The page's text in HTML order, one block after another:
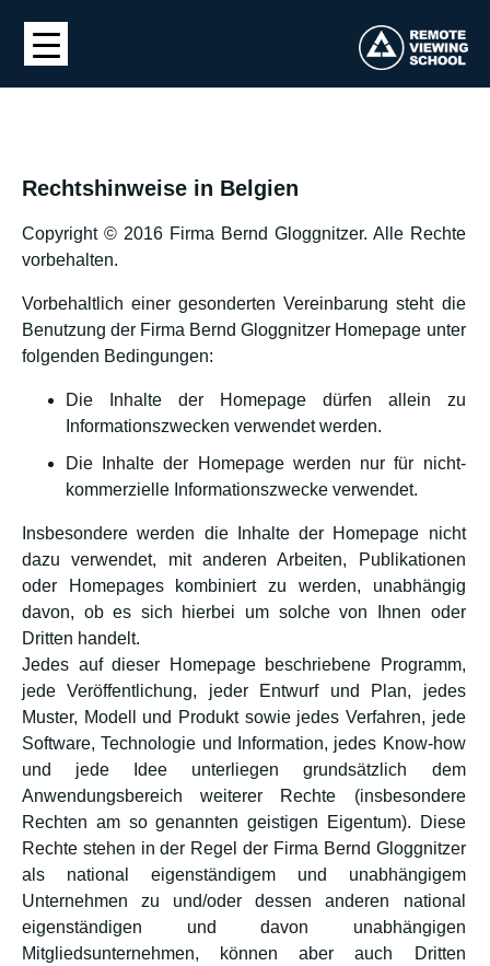
Rechtshinweise in Belgien
Copyright © 2016 Firma Bernd Gloggnitzer. Alle Rechte
vorbehalten.
Vorbehaltlich einer gesonderten Vereinbarung steht die
Benutzung der Firma Bernd Gloggnitzer Homepage unter
folgenden Bedingungen:
Die Inhalte der Homepage dürfen allein zu
Informationszwecken verwendet werden.
Die Inhalte der Homepage werden nur für nicht-
kommerzielle Informationszwecke verwendet.
Insbesondere werden die Inhalte der Homepage nicht
dazu verwendet, mit anderen Arbeiten, Publikationen
oder Homepages kombiniert zu werden, unabhängig
davon, ob es sich hierbei um solche von Ihnen oder
Dritten handelt.
Jedes auf dieser Homepage beschriebene Programm,
jede Veröffentlichung, jeder Entwurf und Plan, jedes
Muster, Modell und Produkt sowie jedes Verfahren, jede
Software, Technologie und Information, jedes Know-how
und jede Idee unterliegen grundsätzlich dem
Anwendungsbereich weiterer Rechte (insbesondere
Rechten am so genannten geistigen Eigentum). Diese
Rechte stehen in der Regel der Firma Bernd Gloggnitzer
als national eigenständigem und unabhängigem
Unternehmen zu und/oder dessen anderen national
eigenständigen und davon unabhängigen
Mitgliedsunternehmen, können aber auch Dritten